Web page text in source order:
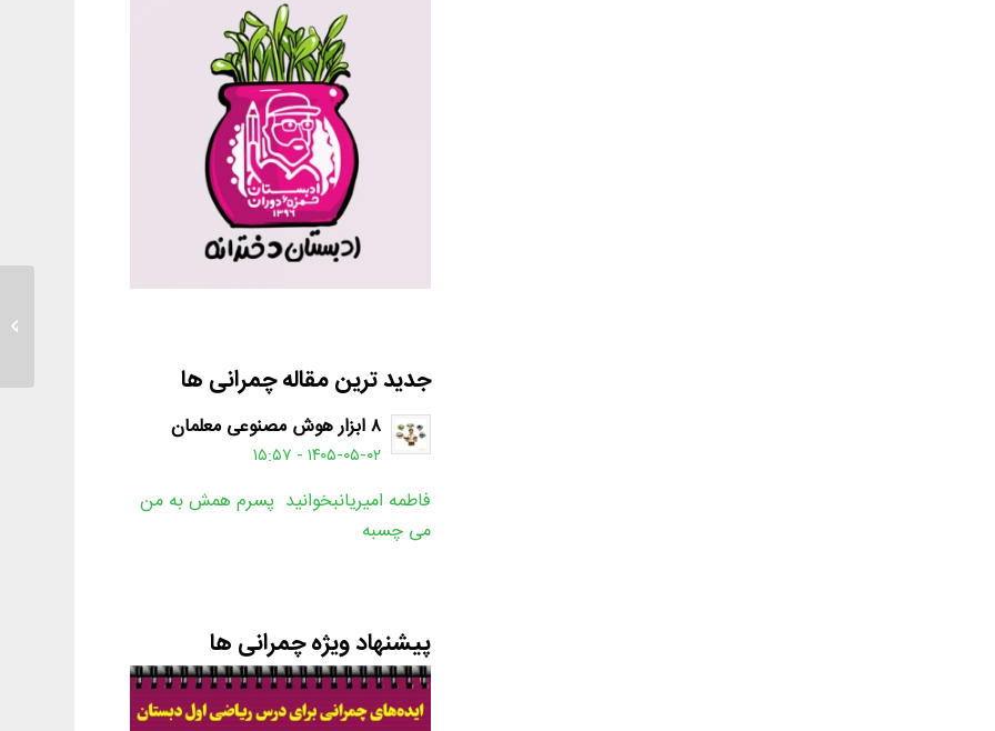
جدید ترین مقاله چمرانی ها
۸ ابزار هوش مصنوعی معلمان
۱۴۰۵-۰۵-۰۲ - ۱۵:۵۷
فاطمه امیریانبخوانید پسرم همش به من
می چسبه
پیشنهاد ویژه چمرانی ها
زدن